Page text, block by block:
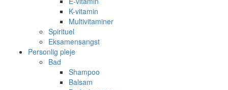
K-vitamin
Multivitaminer
Spirituel
Eksamensangst
Personlig pleje
Bad
Shampoo
Balsam